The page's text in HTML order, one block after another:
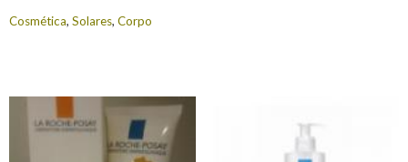
Cosmética, Solares, Corpo